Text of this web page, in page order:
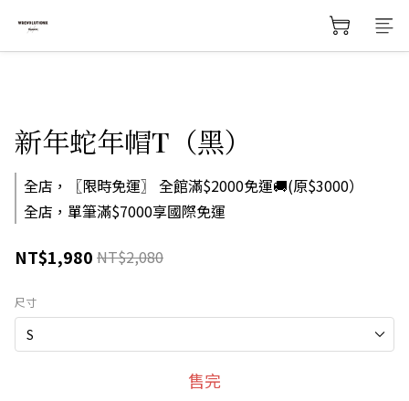
新年蛇年帽T（黑）
全店，〖限時免運〗 全館滿$2000免運🚚(原$3000）
全店，單筆滿$7000享國際免運
NT$1,980 NT$2,080
尺寸
售完